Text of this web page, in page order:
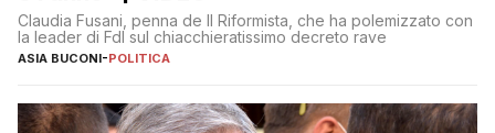
Claudia Fusani, penna de Il Riformista, che ha polemizzato con
la leader di FdI sul chiacchieratissimo decreto rave
ASIA BUCONI-POLITICA